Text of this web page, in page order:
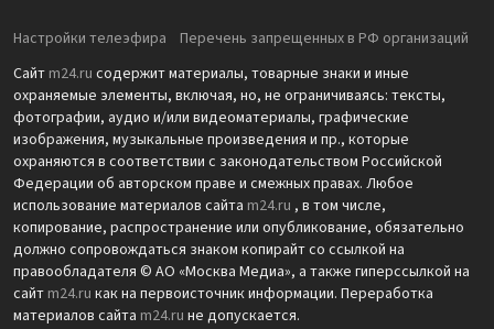
Настройки телеэфира
Перечень запрещенных в РФ организаций
Сайт m24.ru содержит материалы, товарные знаки и иные
охраняемые элементы, включая, но, не ограничиваясь: тексты,
фотографии, аудио и/или видеоматериалы, графические
изображения, музыкальные произведения и пр., которые
охраняются в соответствии с законодательством Российской
Федерации об авторском праве и смежных правах. Любое
использование материалов сайта m24.ru , в том числе,
копирование, распространение или опубликование, обязательно
должно сопровождаться знаком копирайт со ссылкой на
правообладателя © АО «Москва Медиа», а также гиперссылкой на
сайт m24.ru как на первоисточник информации. Переработка
материалов сайта m24.ru не допускается.